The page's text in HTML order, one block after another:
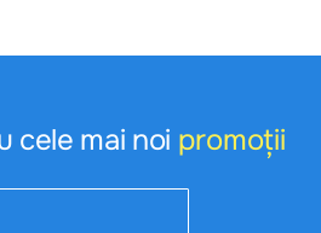
cele mai noi promoții